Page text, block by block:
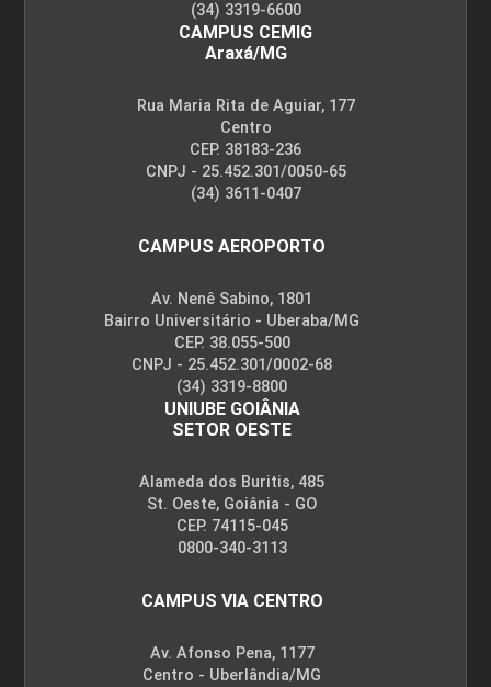
(34) 3319-6600
CAMPUS CEMIG
Araxá/MG
Rua Maria Rita de Aguiar, 177
Centro
CEP. 38183-236
CNPJ - 25.452.301/0050-65
(34) 3611-0407
CAMPUS AEROPORTO
Av. Nenê Sabino, 1801
Bairro Universitário - Uberaba/MG
CEP. 38.055-500
CNPJ - 25.452.301/0002-68
(34) 3319-8800
UNIUBE GOIÂNIA
SETOR OESTE
Alameda dos Buritis, 485
St. Oeste, Goiânia - GO
CEP. 74115-045
0800-340-3113
CAMPUS VIA CENTRO
Av. Afonso Pena, 1177
Centro - Uberlândia/MG